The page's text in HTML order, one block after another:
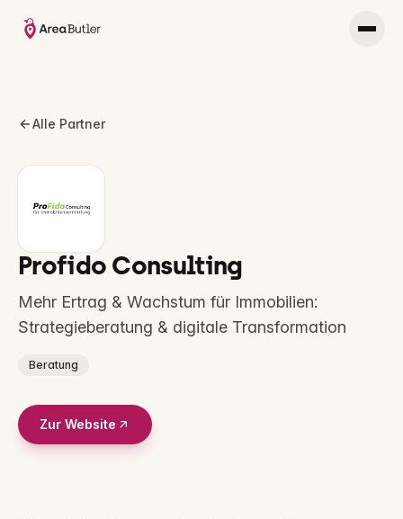
Alle Partner
Profido Consulting
Mehr Ertrag & Wachstum für Immobilien:
Strategieberatung & digitale Transformation
Beratung
Zur Website